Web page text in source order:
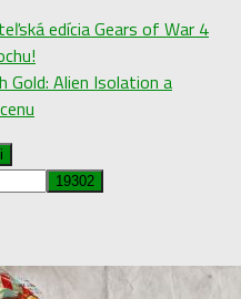
edícia Gears of War 4
Gold: Alien Isolation a